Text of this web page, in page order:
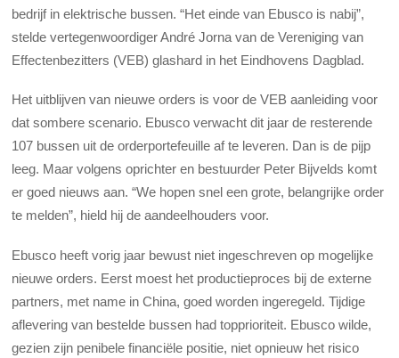
bedrijf in elektrische bussen. “Het einde van Ebusco is nabij”,
stelde vertegenwoordiger André Jorna van de Vereniging van
Effectenbezitters (VEB) glashard in het Eindhovens Dagblad.
Het uitblijven van nieuwe orders is voor de VEB aanleiding voor
dat sombere scenario. Ebusco verwacht dit jaar de resterende
107 bussen uit de orderportefeuille af te leveren. Dan is de pijp
leeg. Maar volgens oprichter en bestuurder Peter Bijvelds komt
er goed nieuws aan. “We hopen snel een grote, belangrijke order
te melden”, hield hij de aandeelhouders voor.
Ebusco heeft vorig jaar bewust niet ingeschreven op mogelijke
nieuwe orders. Eerst moest het productieproces bij de externe
partners, met name in China, goed worden ingeregeld. Tijdige
aflevering van bestelde bussen had topprioriteit. Ebusco wilde,
gezien zijn penibele financiële positie, niet opnieuw het risico